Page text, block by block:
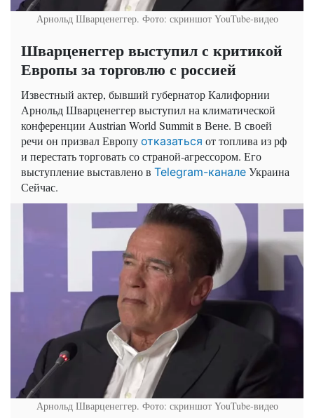
Арнольд Шварценеггер. Фото: скриншот YouTube-видео
Шварценеггер выступил с критикой
Европы за торговлю с россией
Известный актер, бывший губернатор Калифорнии
Арнольд Шварценеггер выступил на климатической
конференции Austrian World Summit в Вене. В своей
речи он призвал Европу отказаться от топлива из рф
и перестать торговать со страной-агрессором. Его
выступление выставлено в Telegram-канале Украина
Сейчас.
Арнольд Шварценеггер. Фото: скриншот YouTube-видео